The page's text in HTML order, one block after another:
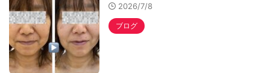
2026/7/8
ブログ